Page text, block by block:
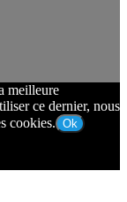
meilleure
ce dernier, nous
cookies. Ok